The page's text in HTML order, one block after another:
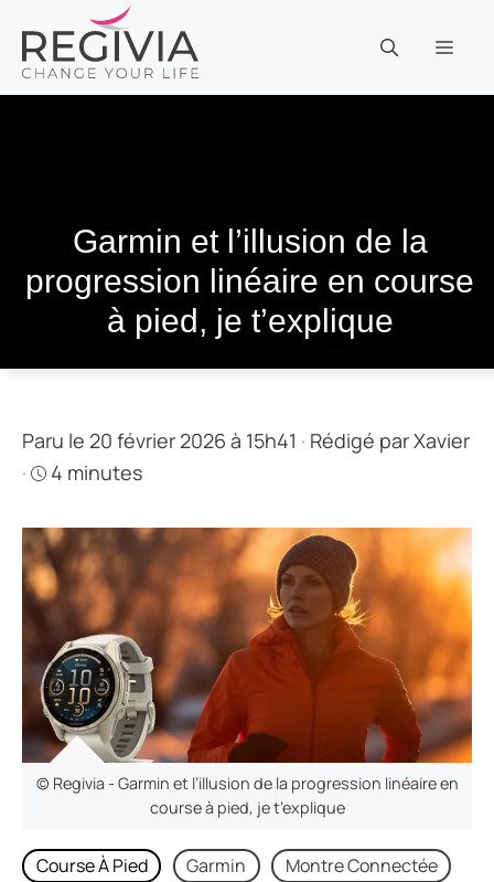
contenu
Garmin et l’illusion de la
progression linéaire en course
à pied, je t’explique
Paru le 20 février 2026 à 15h41 · Rédigé parXavier
·
4 minutes
© Regivia - Garmin et l’illusion de la progression linéaire en
course à pied, je t’explique
Course À Pied Garmin
Montre Connectée